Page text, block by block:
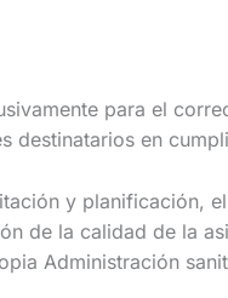
para el
destinatarios en
y planificación, el
de la calidad de la
Administración